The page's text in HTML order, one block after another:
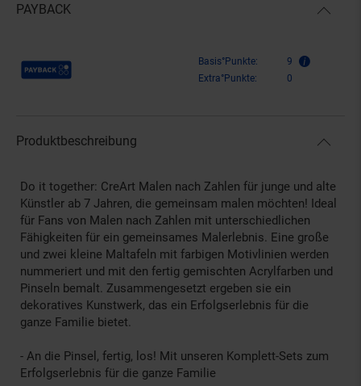
PAYBACK
Payback Punkte Basis°Punkte:
9
Extra°Punkte:
0
Produktbeschreibung
Do it together: CreArt Malen nach Zahlen für junge und alte
Künstler ab 7 Jahren, die gemeinsam malen möchten! Ideal
für Fans von Malen nach Zahlen mit unterschiedlichen
Fähigkeiten für ein gemeinsames Malerlebnis. Eine große
und zwei kleine Maltafeln mit farbigen Motivlinien werden
nummeriert und mit den fertig gemischten Acrylfarben und
Pinseln bemalt. Zusammengesetzt ergeben sie ein
dekoratives Kunstwerk, das ein Erfolgserlebnis für die
ganze Familie bietet.
- An die Pinsel, fertig, los! Mit unseren Komplett-Sets zum
Erfolgserlebnis für die ganze Familie